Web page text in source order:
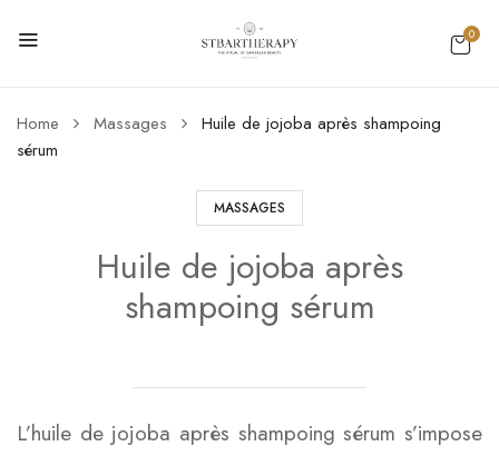
0
Home Massages
Huile de jojoba après shampoing
sérum
MASSAGES
Huile de jojoba après
shampoing sérum
L’huile de jojoba après shampoing sérum s’impose